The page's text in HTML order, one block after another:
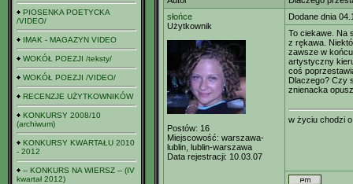
PIOSENKA POETYCKA
/VIDEO/
IMAK - MAGAZYN VIDEO
WOKÓŁ POEZJI /teksty/
WOKÓŁ POEZJI /VIDEO/
RECENZJE UŻYTKOWNIKÓW
KONKURSY 2008/10
(archiwum)
KONKURSY KWARTAŁU 2010
- 2012
-- KONKURS NA WIERSZ -- (IV
kwartał 2012)
słońce
Użytkownik
Postów: 16
Miejscowość: warszawa-
lublin, lublin-warszawa
Data rejestracji: 10.03.07
Dodane dnia
To ciekawe. Na
z rękawa.
zawsze w końcu
artystyczny
coś
Dlaczego? Czy
znienacka
w życiu chodzi